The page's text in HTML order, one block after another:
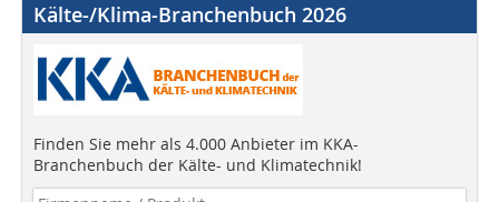
Kälte-/Klima-Branchenbuch 2026
Finden Sie mehr als 4.000 Anbieter im KKA-
Branchenbuch der Kälte- und Klimatechnik!